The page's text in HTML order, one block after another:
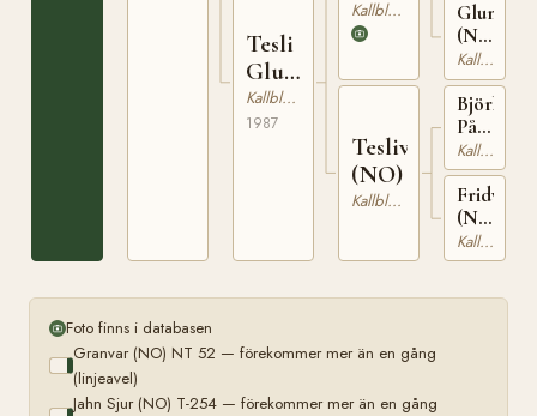
Tesli
Glupa
(NO)
Kallblodig Travare
1987
Kallblodig Travare
Teslivira
(NO)
Kallblodig Travare
2077
Glunta
(NO)
T-
23689
Kallblodig Travare
Björklia
Pålle
(NO)
Kallblodig Travare
Fridvira
(NO)
T-
24875
Kallblodig Travare
Foto finns i databasen
Granvar (NO) NT 52 — förekommer mer än en gång
(linjeavel)
Jahn Sjur (NO) T-254 — förekommer mer än en gång